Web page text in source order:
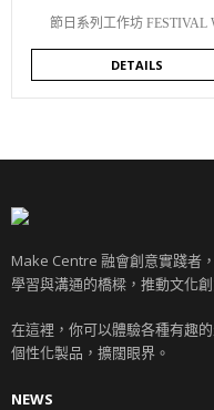
節日系列工作坊 FESTIVAL
DETAILS
Make Centre 融會創意實踐者
學習與溝通的橋樑，推動文化
在這裡，你可以體驗各種有趣
個性化製品，擴闊眼界。
NEWS